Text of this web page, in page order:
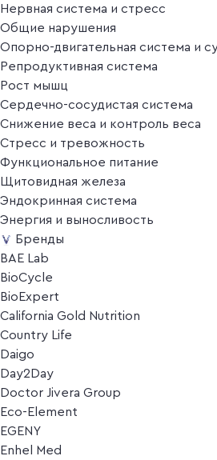
Нервная система и стресс
Общие нарушения
Опорно-двигательная система и
Репродуктивная система
Рост мышц
Сердечно-сосудистая система
Снижение веса и контроль веса
Стресс и тревожность
Функциональное питание
Щитовидная железа
Эндокринная система
Энергия и выносливость
Бренды
BAE Lab
BioCycle
BioExpert
California Gold Nutrition
Country Life
Daigo
Day2Day
Doctor Jivera Group
Eco-Element
EGENY
Enhel Med